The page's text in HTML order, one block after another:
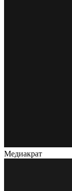
Медиакрат